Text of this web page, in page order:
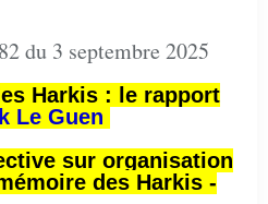
du 3 septembre 2025
Harkis : le rapport
Le Guen
sur organisation
des Harkis -